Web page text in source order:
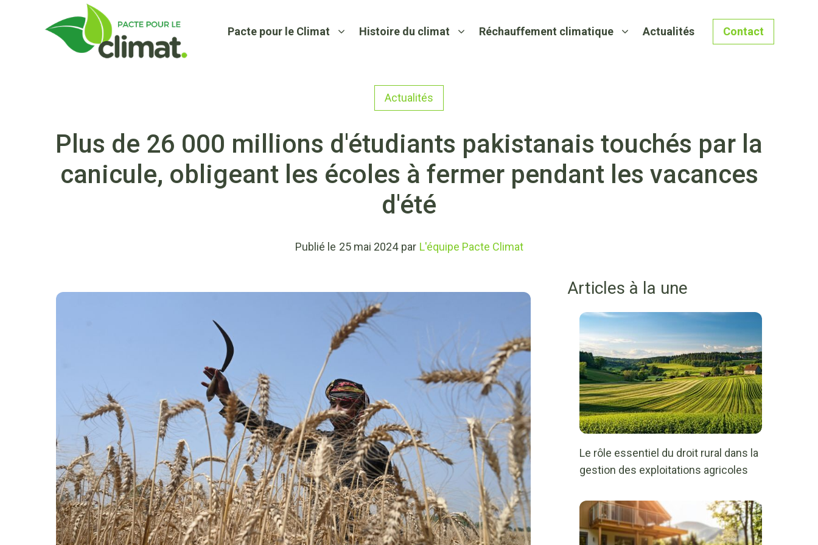
Pacte pour le Climat Histoire du climat Réchauffement climatique Actualités Contact
Actualités
Plus de 26 000 millions d'étudiants pakistanais touchés par la
canicule, obligeant les écoles à fermer pendant les vacances
d'été
Publié le 25 mai 2024 par L'équipe Pacte Climat
Articles à la une
Le rôle essentiel du droit rural dans la
gestion des exploitations agricoles